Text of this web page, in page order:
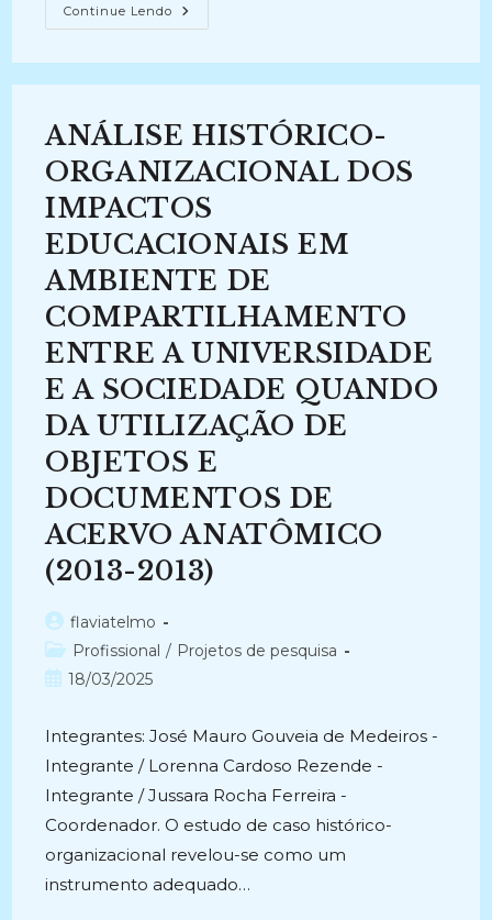
Continue Lendo A
PRESERVAÇÃO
DA
FEDERAL
NO
BRASIL
(2011-
2012)
ANÁLISE HISTÓRICO-
ORGANIZACIONAL DOS
IMPACTOS
EDUCACIONAIS EM
AMBIENTE DE
COMPARTILHAMENTO
ENTRE A UNIVERSIDADE
E A SOCIEDADE QUANDO
DA UTILIZAÇÃO DE
OBJETOS E
DOCUMENTOS DE
ACERVO ANATÔMICO
(2013-2013)
Autor
do
post:
flaviatelmo
Categoria
do
Profissional / Projetos de pesquisa
Post18/03/2025
Integrantes: José Mauro Gouveia de Medeiros -
Integrante / Lorenna Cardoso Rezende -
Integrante / Jussara Rocha Ferreira -
Coordenador. O estudo de caso histórico-
organizacional revelou-se como um
instrumento adequado…